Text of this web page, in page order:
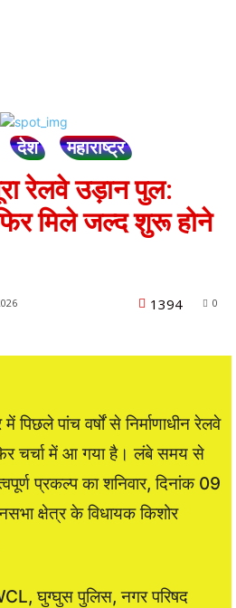
देश महाराष्ट्र
रेलवे उड़ान पुल:
मिले जल्द शुरू होने
0
1394
पिछले पांच वर्षों से निर्माणाधीन रेलवे
चर्चा में आ गया है। लंबे समय से
प्रकल्प का शनिवार, दिनांक 09
क्षेत्र के विधायक किशोर
घुग्घुस पुलिस, नगर परिषद